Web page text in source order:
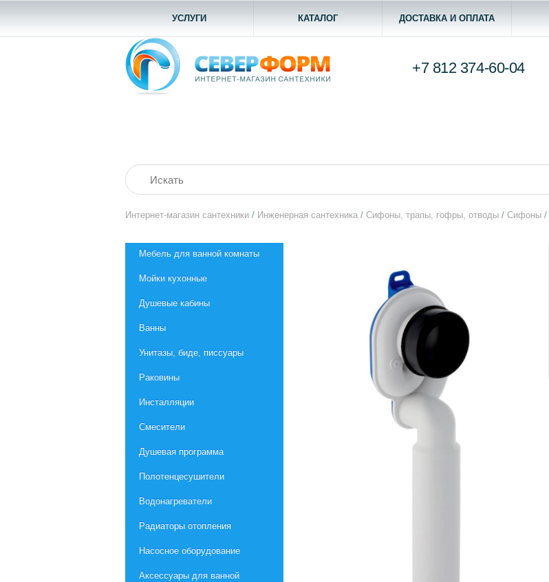
УСЛУГИ КАТАЛОГ ДОСТАВКА И ОПЛАТА
+7 812 374-60-04
Интернет-магазин сантехники / Инженерная сантехника / Сифоны, трапы, гофры, отводы / Сифоны /
Мебель для ванной комнаты
Мойки кухонные
Душевые кабины
Ванны
Унитазы, биде, писсуары
Раковины
Инсталляции
Смесители
Душевая программа
Полотенцесушители
Водонагреватели
Радиаторы отопления
Насосное оборудование
Aксессуары для ванной